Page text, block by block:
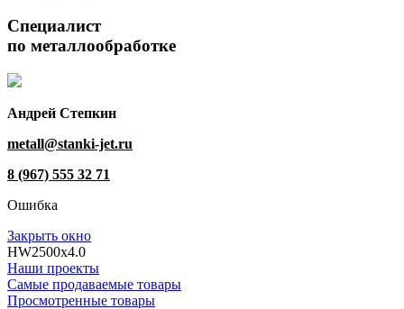
Специалист
по металлообработке
Андрей Степкин
metall@stanki-jet.ru
8 (967) 555 32 71
Ошибка
Закрыть окно
HW2500x4.0
Наши проекты
Самые продаваемые товары
Просмотренные товары